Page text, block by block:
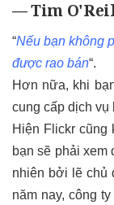
— Tim
“Nếu bạn không
được rao bán“.
Hơn nữa, khi
cung cấp dịch vụ
Hiện Flickr
bạn sẽ phải xem
nhiên bởi lẽ chủ
năm nay, công